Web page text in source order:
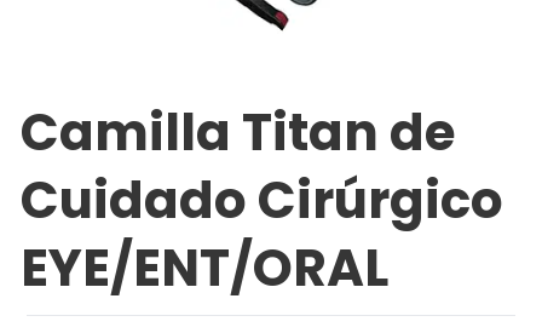
Camilla Titan de
Cuidado Cirúrgico
EYE/ENT/ORAL